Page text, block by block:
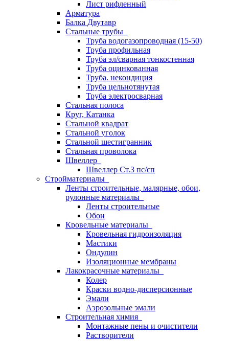
Лист рифленный
Арматура
Балка Двутавр
Стальные трубы
Труба водогазопроводная (15-50)
Труба профильная
Труба эл/сварная тонкостенная
Труба оцинкованная
Труба. некондиция
Труба цельнотянутая
Труба электросварная
Стальная полоса
Круг, Катанка
Стальной квадрат
Стальной уголок
Стальной шестигранник
Стальная проволока
Швеллер
Швеллер Ст.3 пс/сп
Стройматериалы
Ленты строительные, малярные, обои,
рулонные материалы
Ленты строительные
Обои
Кровельные материалы
Кровельная гидроизоляция
Мастики
Ондулин
Изоляционные мембраны
Лакокрасочные материалы
Колер
Краски водно-дисперсионные
Эмали
Аэрозольные эмали
Строительная химия
Монтажные пены и очистители
Растворители